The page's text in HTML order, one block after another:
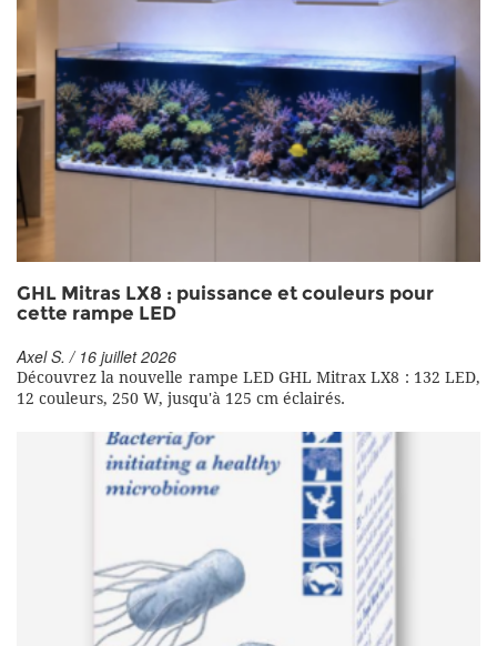
GHL Mitras LX8 : puissance et couleurs pour
cette rampe LED
Axel S. / 16 juillet 2026
Découvrez la nouvelle rampe LED GHL Mitrax LX8 : 132 LED,
12 couleurs, 250 W, jusqu'à 125 cm éclairés.